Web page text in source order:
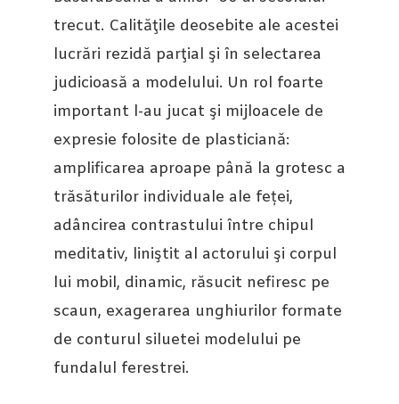
trecut. Calităţile deosebite ale acestei
lucrări rezidă parţial şi în selectarea
judicioasă a modelului. Un rol foarte
important l-au jucat şi mijloacele de
expresie folosite de plasticiană:
amplificarea aproape până la grotesc a
trăsăturilor individuale ale feței,
adâncirea contrastului între chipul
meditativ, liniştit al actorului şi corpul
lui mobil, dinamic, răsucit nefiresc pe
scaun, exagerarea unghiurilor formate
de conturul siluetei modelului pe
fundalul ferestrei.